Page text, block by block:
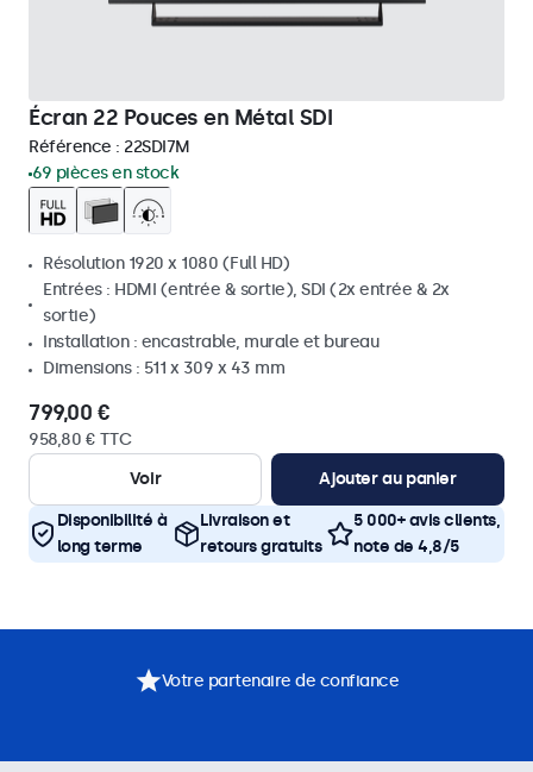
Écran 22 Pouces en Métal SDI
Référence : 22SDI7M
69 pièces en stock
Résolution 1920 x 1080 (Full HD)
Entrées : HDMI (entrée & sortie), SDI (2x entrée & 2x
sortie)
Installation : encastrable, murale et bureau
Dimensions : 511 x 309 x 43 mm
799,00 €
958,80 € TTC
Voir
Ajouter au panier
Disponibilité à
long terme
Livraison et
retours gratuits
5 000+ avis clients,
note de 4,8/5
Votre partenaire de confiance